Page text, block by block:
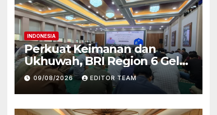
INDONESIA
Perkuat Keimanan dan
Ukhuwah, BRI Region 6 Gelar
Pengajian Rutin Bersama
Pekerja
09/08/2026 EDITOR TEAM